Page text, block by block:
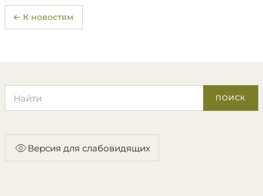
← К новостям
ПОИСК
Версия для слабовидящих